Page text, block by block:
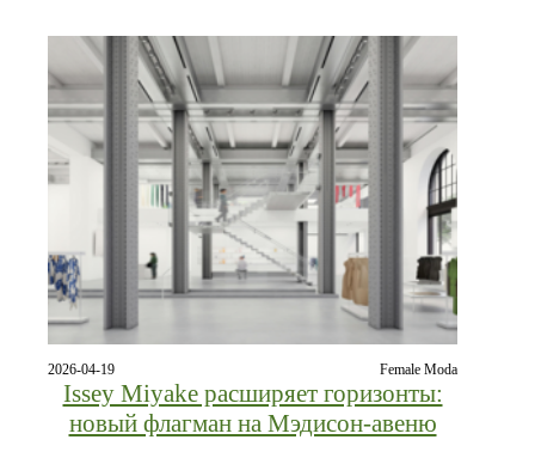
2026-04-19 Female Moda
Issey Miyake расширяет горизонты:
новый флагман на Мэдисон-авеню